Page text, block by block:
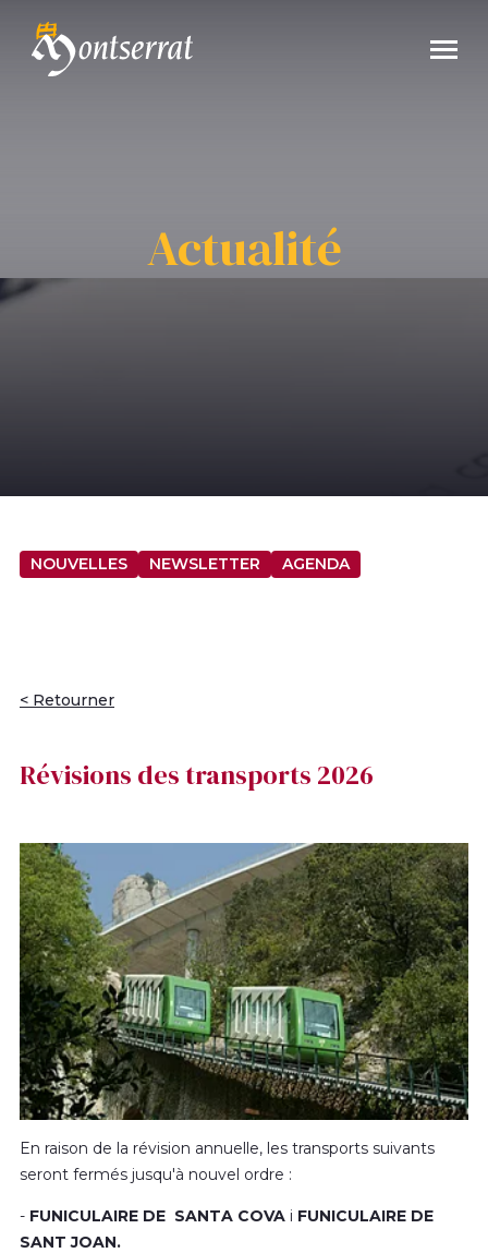
Actualité
NOUVELLES NEWSLETTER AGENDA
< Retourner
Révisions des transports 2026
En raison de la révision annuelle, les transports suivants
seront fermés jusqu'à nouvel ordre :
- FUNICULAIRE DE SANTA COVA i FUNICULAIRE DE
SANT JOAN.